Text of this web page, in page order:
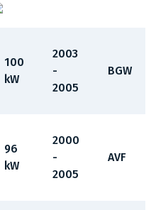
100
kW
2003
-
2005
BGW
96
kW
2000
-
2005
AVF